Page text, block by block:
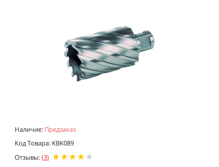
Наличие: Предзаказ
Код Товара: KBK089
Отзывы:(3)